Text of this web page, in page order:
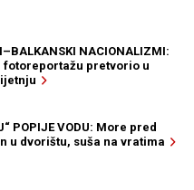
NACIONALIZMI:
fotoreportažu pretvorio u
POPIJE VODU: More pred
u dvorištu, suša na vratima